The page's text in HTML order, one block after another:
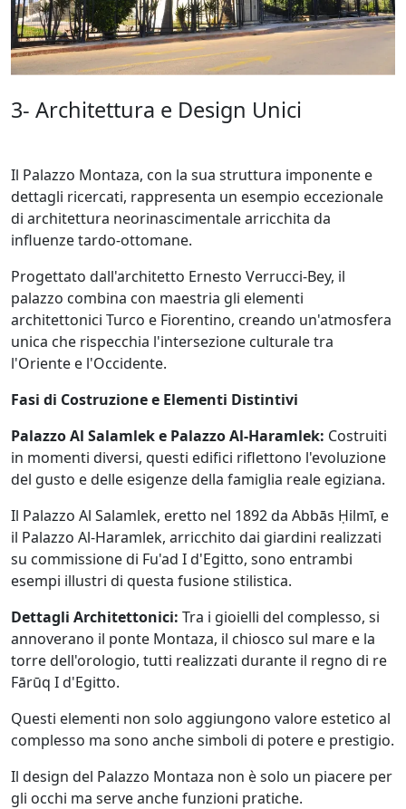
3- Architettura e Design Unici
Il Palazzo Montaza, con la sua struttura imponente e
dettagli ricercati, rappresenta un esempio eccezionale
di architettura neorinascimentale arricchita da
influenze tardo-ottomane.
Progettato dall'architetto Ernesto Verrucci-Bey, il
palazzo combina con maestria gli elementi
architettonici Turco e Fiorentino, creando un'atmosfera
unica che rispecchia l'intersezione culturale tra
l'Oriente e l'Occidente.
Fasi di Costruzione e Elementi Distintivi
Palazzo Al Salamlek e Palazzo Al-Haramlek: Costruiti
in momenti diversi, questi edifici riflettono l'evoluzione
del gusto e delle esigenze della famiglia reale egiziana.
Il Palazzo Al Salamlek, eretto nel 1892 da Abbās Ḥilmī, e
il Palazzo Al-Haramlek, arricchito dai giardini realizzati
su commissione di Fu'ad I d'Egitto, sono entrambi
esempi illustri di questa fusione stilistica.
Dettagli Architettonici: Tra i gioielli del complesso, si
annoverano il ponte Montaza, il chiosco sul mare e la
torre dell'orologio, tutti realizzati durante il regno di re
Fārūq I d'Egitto.
Questi elementi non solo aggiungono valore estetico al
complesso ma sono anche simboli di potere e prestigio.
Il design del Palazzo Montaza non è solo un piacere per
gli occhi ma serve anche funzioni pratiche.